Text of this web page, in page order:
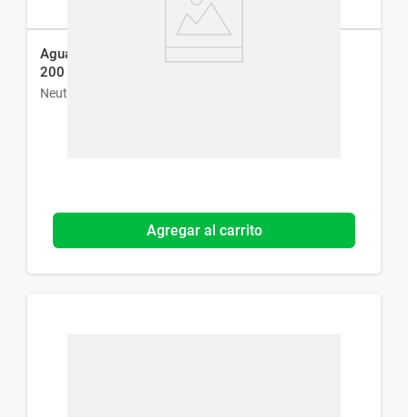
Agua Micelar Neutrogena Hydro Boost Bifásica x
200 ml
Neutrogena
Agregar al carrito